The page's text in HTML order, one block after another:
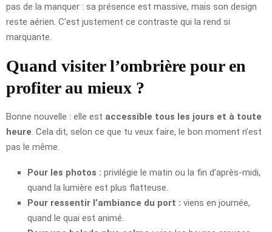
pas de la manquer : sa présence est massive, mais son design
reste aérien. C’est justement ce contraste qui la rend si
marquante.
Quand visiter l’ombrière pour en
profiter au mieux ?
Bonne nouvelle : elle est accessible tous les jours et à toute
heure . Cela dit, selon ce que tu veux faire, le bon moment n’est
pas le même.
Pour les photos : privilégie le matin ou la fin d’après-midi,
quand la lumière est plus flatteuse.
Pour ressentir l’ambiance du port : viens en journée,
quand le quai est animé.